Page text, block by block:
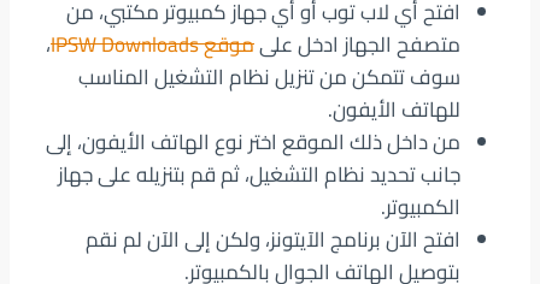
افتح أي لاب توب أو أي جهاز كمبيوتر مكتبي، من
متصفح الجهاز ادخل علىموقع IPSW Downloads
،
سوف تتمكن من تنزيل نظام التشغيل المناسب
للهاتف الأيفون.
من داخل ذلك الموقع اختر نوع الهاتف الأيفون، إلى
جانب تحديد نظام التشغيل، ثم قم بتنزيله على جهاز
الكمبيوتر.
افتح الآن برنامج الآيتونز، ولكن إلى الآن لم نقم
بتوصيل الهاتف الجوال بالكمبيوتر.